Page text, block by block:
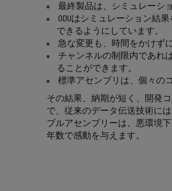
最終製品は、シミュレーシ
ODUはシミュレーション結
できるようにしています。
急な変更も、時間をかけず
チャンネルの制限内であれ
ることができます。
標準アセンブリは、個々の
その結果、納期が短く、開発
で、従来のデータ伝送技術には
ブルアセンブリーは、悪環境
年数で感動を与えます。